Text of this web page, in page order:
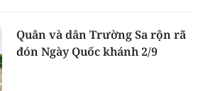
Quân và dân Trường Sa rộn rã
đón Ngày Quốc khánh 2/9